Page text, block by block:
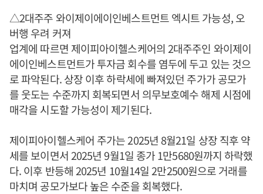
△2대주주 와이제이에이인베스트먼트 엑시트 가능성, 오
버행 우려 커져
업계에 따르면 제이피아이헬스케어의 2대주주인 와이제이
에이인베스트먼트가 투자금 회수를 염두에 두고 있는 것으
로 파악된다. 상장 이후 하락세에 빠져있던 주가가 공모가
를 웃도는 수준까지 회복되면서 의무보호예수 해제 시점에
매각을 시도할 가능성이 제기된다.
제이피아이헬스케어 주가는 2025년 8월21일 상장 직후 약
세를 보이면서 2025년 9월1일 종가 1만5680원까지 하락했
다. 이후 반등해 2025년 10월14일 2만2500원으로 거래를
마치며 공모가보다 높은 수준을 회복했다.